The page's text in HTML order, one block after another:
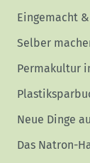
Eingemacht
Selber
Permakultur
Neue Dinge
Das Natron-